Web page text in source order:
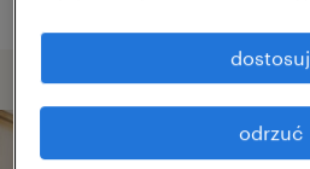
odrzuć
dostosuj